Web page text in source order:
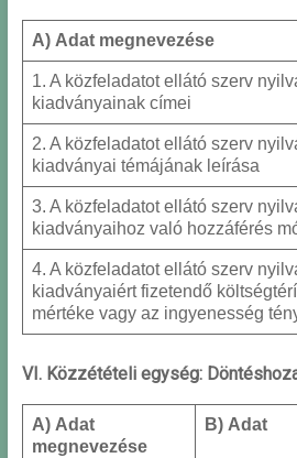
A) Adat megnevezése
1. A közfeladatot ellátó szerv
kiadványainak címei
2. A közfeladatot ellátó szerv
kiadványai témájának leírása
3. A közfeladatot ellátó szerv
kiadványaihoz való hozzáférés
4. A közfeladatot ellátó szerv
kiadványaiért fizetendő
mértéke vagy az ingyenesség
VI. Közzétételi egység:
A) Adat
megnevezése
B) Adat